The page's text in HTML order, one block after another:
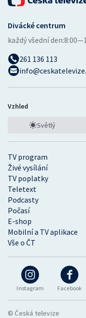
Ostatní
Instagram Facebook
TV program
Živé vysílání
TV poplatky
Teletext
Podcasty
Počasí
E-shop
Mobilní a TV aplikace
Vše o ČT
Divácké centrum
každý všední den:
261 136 113
Vzhled
Světlý
© Česká televize